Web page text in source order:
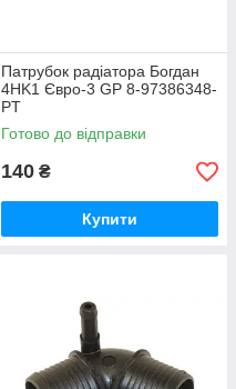
Патрубок радіатора Богдан
4HK1 Євро-3 GP 8-97386348-
PT
Готово до відправки
140 ₴
Купити